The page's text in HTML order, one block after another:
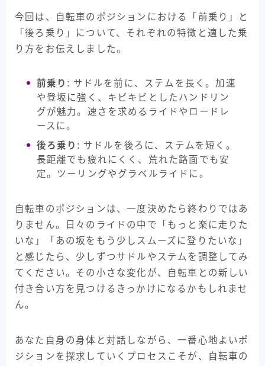
今回は、自転車のポジションにおける「前乗り」と
「後ろ乗り」について、それぞれの特徴と適した乗
り方をお伝えしました。
前乗り : サドルを前に、ステムを長く。加速
や登坂に強く、キビキビとしたハンドリン
グが魅力。速さを求めるライドやロードレ
ースに。
後ろ乗り : サドルを後ろに、ステムを短く。
長距離でも疲れにくく、荒れた路面でも安
定。ツーリングやグラベルライドに。
自転車のポジションは、一度決めたら終わりではあ
りません。日々のライドの中で「もっと楽に走りた
いな」「あの坂をもう少しスムーズに登りたいな」
と感じたら、少しずつサドルやステムを調整してみ
てください。その小さな変化が、自転車との新しい
付き合い方を見つけるきっかけになるかもしれませ
ん。
あなた自身の身体と対話しながら、一番心地よいポ
ジションを探求していくプロセスこそが、自転車の